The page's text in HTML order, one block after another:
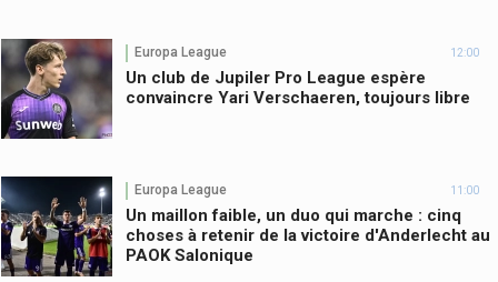
Europa League 12:00
Un club de Jupiler Pro League espère
convaincre Yari Verschaeren, toujours libre
Europa League 11:00
Un maillon faible, un duo qui marche : cinq
choses à retenir de la victoire d'Anderlecht au
PAOK Salonique